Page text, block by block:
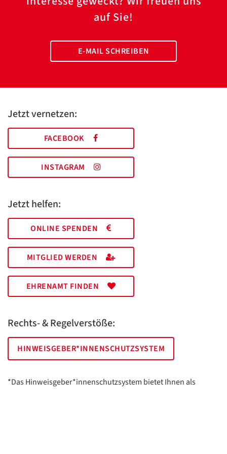
auf Sie!
E-MAIL SCHREIBEN
Jetzt vernetzen:
FACEBOOK
INSTAGRAM
Jetzt helfen:
ONLINE SPENDEN
MITGLIED WERDEN
EHRENAMT FINDEN
Rechts- & Regelverstöße:
HINWEISGEBER*INNENSCHUTZSYSTEM
*Das Hinweisgeber*innenschutzsystem bietet Ihnen als